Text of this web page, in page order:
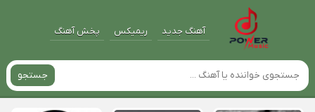
آهنگ جدید ریمیکس پخش آهنگ
جستجو